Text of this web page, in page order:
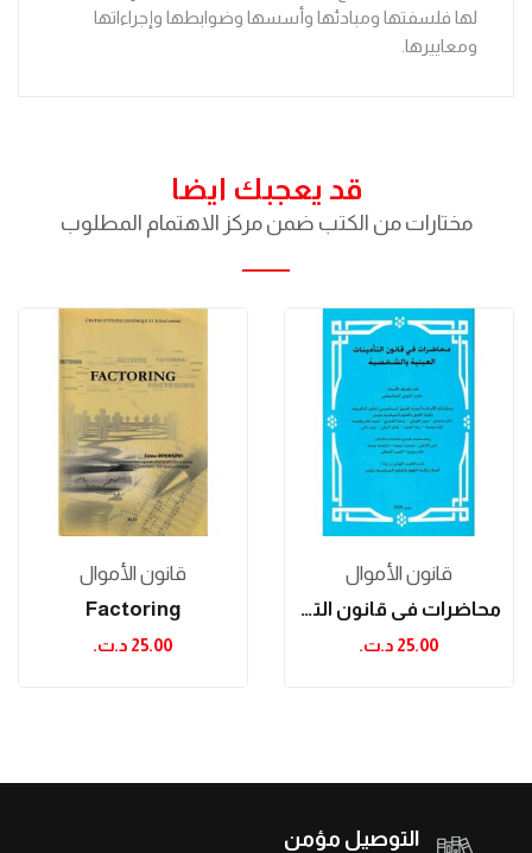
لها فلسفتها ومبادئها وأسسها وضوابطها وإجراءاتها
ومعاييرها.
قد يعجبك ايضا
مختارات من الكتب ضمن مركز الاهتمام المطلوب
قانون الأموال
Factoring
25.00 د.ت.‏
قانون الأموال
محاضرات في قانون التأمينات العينية والشخصية
25.00 د.ت.‏
التوصيل مؤمن